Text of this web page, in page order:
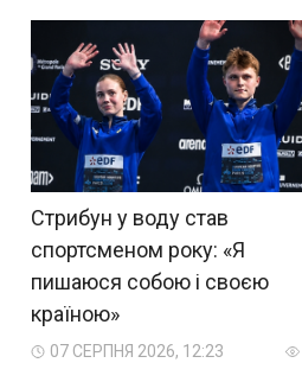
Стрибун у воду став
спортсменом року: «Я
пишаюся собою і своєю
країною»
07 СЕРПНЯ 2026, 12:23